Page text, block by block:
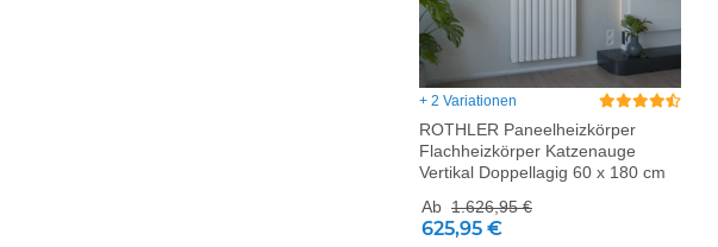
+ 2 Variationen
ROTHLER Paneelheizkörper
Flachheizkörper Katzenauge
Vertikal Doppellagig 60 x 180 cm
Ab 1.626,95 €
625,95 €